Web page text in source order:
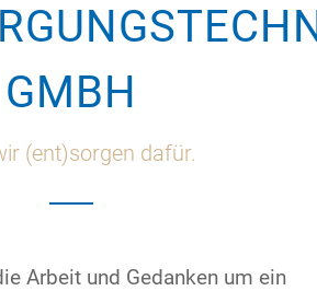
GMBH
(ent)sorgen dafür.
Arbeit und Gedanken um ein